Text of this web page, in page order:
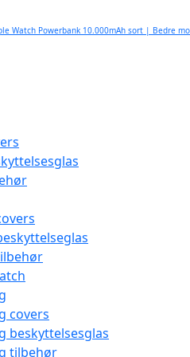
Watch Powerbank 10.000mAh sort | Bedre
covers
beskyttelsesglas
tilbehør